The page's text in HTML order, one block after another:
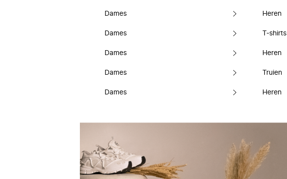
Dames
Dames
Dames
Dames
Dames
Heren
T-shirts
Heren
Truien
Heren